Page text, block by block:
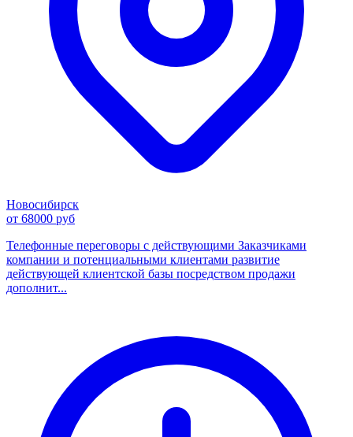
Новосибирск
от 68000 руб
Телефонные переговоры с действующими Заказчиками
компании и потенциальными клиентами развитие
действующей клиентской базы посредством продажи
дополнит...